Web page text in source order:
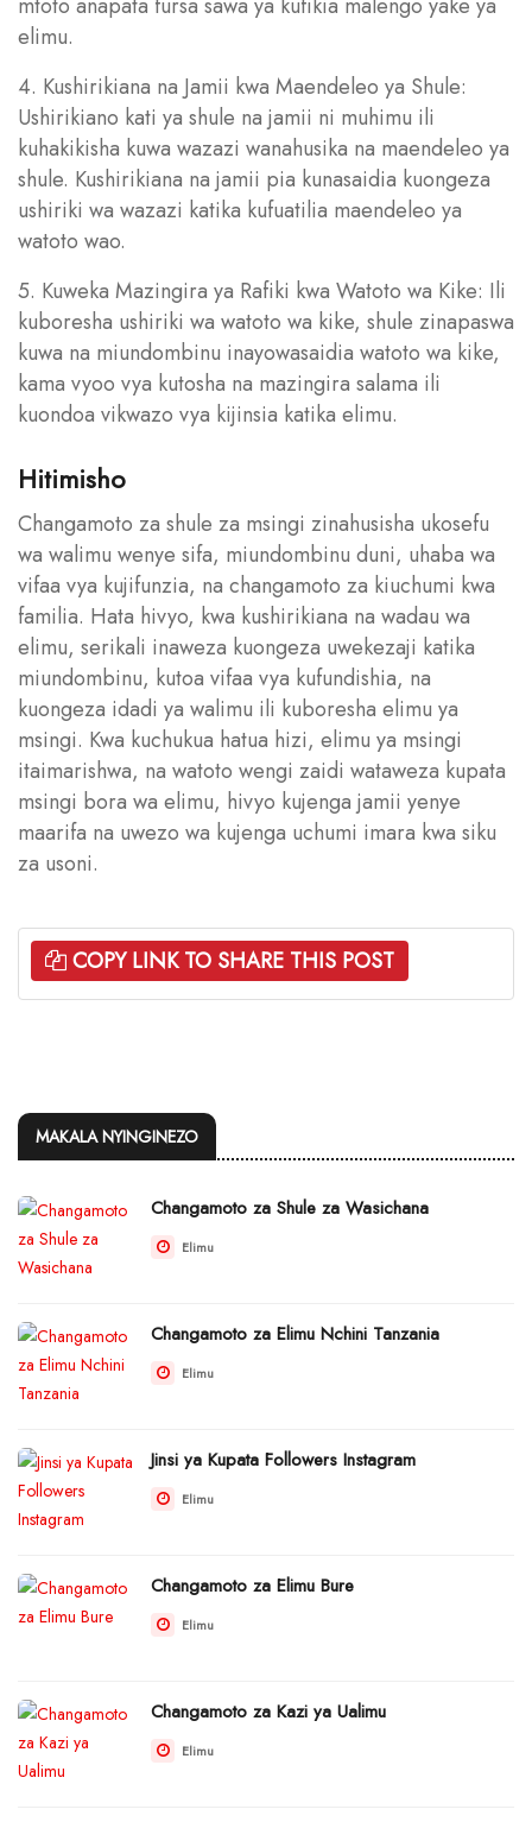
elimu.
4. Kushirikiana na Jamii kwa Maendeleo ya Shule:
Ushirikiano kati ya shule na jamii ni muhimu ili
kuhakikisha kuwa wazazi wanahusika na maendeleo ya
shule. Kushirikiana na jamii pia kunasaidia kuongeza
ushiriki wa wazazi katika kufuatilia maendeleo ya
watoto wao.
5. Kuweka Mazingira ya Rafiki kwa Watoto wa Kike: Ili
kuboresha ushiriki wa watoto wa kike, shule zinapaswa
kuwa na miundombinu inayowasaidia watoto wa kike,
kama vyoo vya kutosha na mazingira salama ili
kuondoa vikwazo vya kijinsia katika elimu.
Hitimisho
Changamoto za shule za msingi zinahusisha ukosefu
wa walimu wenye sifa, miundombinu duni, uhaba wa
vifaa vya kujifunzia, na changamoto za kiuchumi kwa
familia. Hata hivyo, kwa kushirikiana na wadau wa
elimu, serikali inaweza kuongeza uwekezaji katika
miundombinu, kutoa vifaa vya kufundishia, na
kuongeza idadi ya walimu ili kuboresha elimu ya
msingi. Kwa kuchukua hatua hizi, elimu ya msingi
itaimarishwa, na watoto wengi zaidi wataweza kupata
msingi bora wa elimu, hivyo kujenga jamii yenye
maarifa na uwezo wa kujenga uchumi imara kwa siku
za usoni.
COPY LINK TO SHARE THIS POST
MAKALA NYINGINEZO
Changamoto za Shule za Wasichana
Elimu
Changamoto za Elimu Nchini Tanzania
Elimu
Jinsi ya Kupata Followers Instagram
Elimu
Changamoto za Elimu Bure
Elimu
Changamoto za Kazi ya Ualimu
Elimu